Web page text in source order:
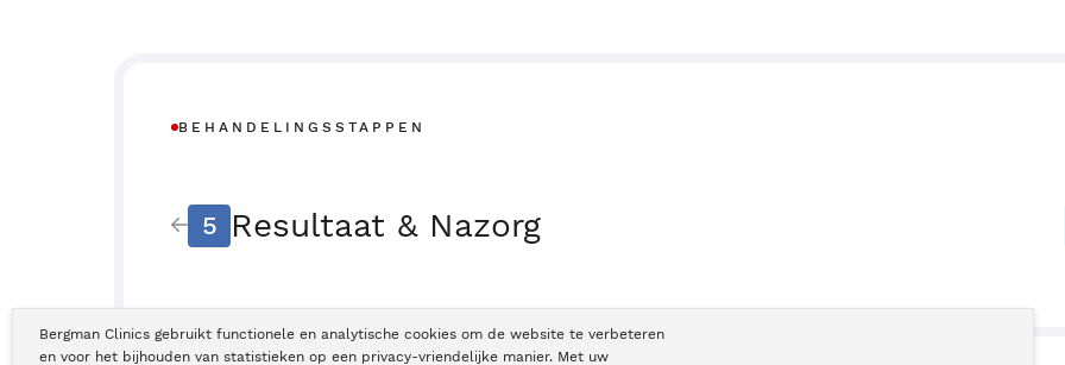
Bergman Clinics gebruikt functionele en analytische cookies om de website te verbeteren
en voor het bijhouden van statistieken op een privacy-vriendelijke manier. Met uw
BEHANDELINGSSTAPPEN
5 Resultaat & Nazorg